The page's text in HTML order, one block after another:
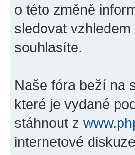
o této změně
sledovat
souhlasíte.
Naše fóra beží na
které je vydané
stáhnout z
internetové